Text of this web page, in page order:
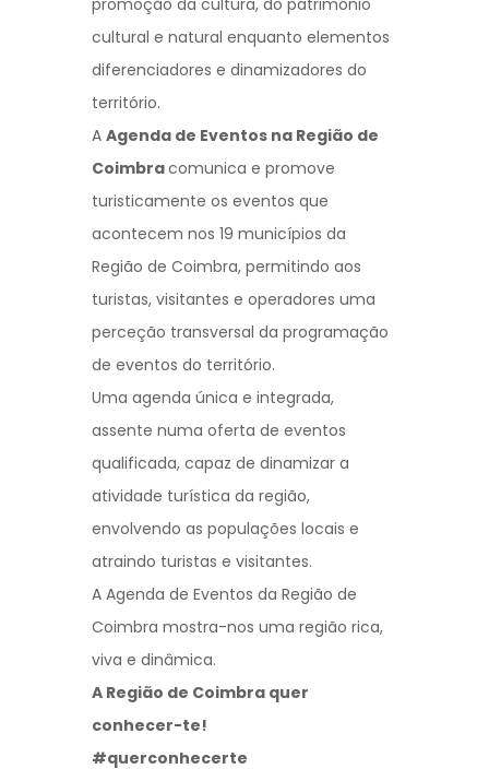
promoção da cultura, do património
cultural e natural enquanto elementos
diferenciadores e dinamizadores do
território.
A Agenda de Eventos na Região de
Coimbracomunica e promove
turisticamente os eventos que
acontecem nos 19 municípios da
Região de Coimbra, permitindo aos
turistas, visitantes e operadores uma
perceção transversal da programação
de eventos do território.
Uma agenda única e integrada,
assente numa oferta de eventos
qualificada, capaz de dinamizar a
atividade turística da região,
envolvendo as populações locais e
atraindo turistas e visitantes.
A Agenda de Eventos da Região de
Coimbra mostra-nos uma região rica,
viva e dinâmica.
A Região de Coimbra quer
conhecer-te!
#querconhecerte